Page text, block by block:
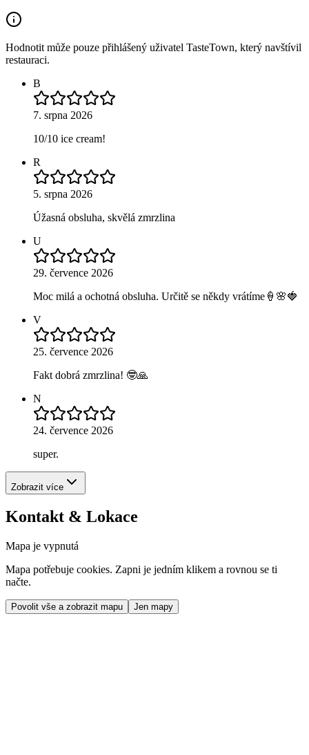
Hodnotit může pouze přihlášený uživatel TasteTown, který navštívil
restauraci.
B
7. srpna 2026
10/10 ice cream!
R
5. srpna 2026
Úžasná obsluha, skvělá zmrzlina
U
29. července 2026
Moc milá a ochotná obsluha. Určitě se někdy vrátíme🍦🌸🍓
V
25. července 2026
Fakt dobrá zmrzlina! 🤓🙏
N
24. července 2026
super.
Zobrazit více
Kontakt & Lokace
Mapa je vypnutá
Mapa potřebuje cookies. Zapni je jedním klikem a rovnou se ti
načte.
Povolit vše a zobrazit mapu Jen mapy